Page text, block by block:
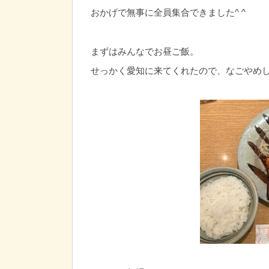
おかげで無事に全員集合できました^ ^
まずはみんなでお昼ご飯。
せっかく愛知に来てくれたので、なごやめ